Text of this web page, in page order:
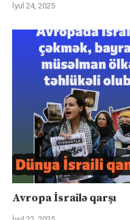
İyul 24, 2025
Avropa İsrailə qarşı